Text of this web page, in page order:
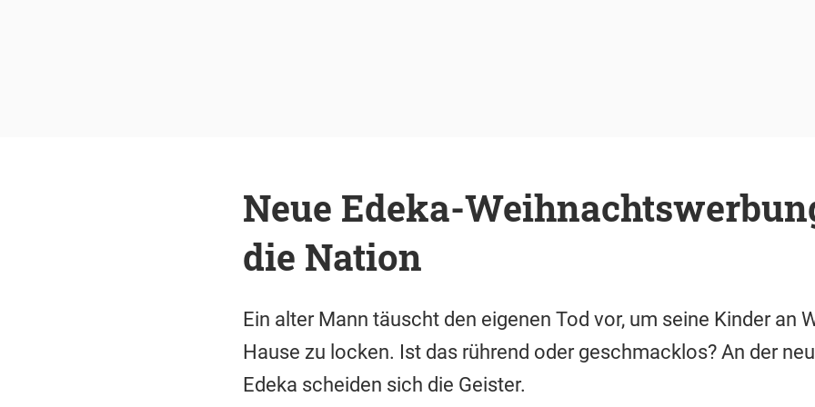
Neue Edeka-
die Nation
Ein alter Mann täuscht den eigenen Tod vor, um seine Kinder an
Hause zu locken. Ist das rührend oder geschmacklos? An der
Edeka scheiden sich die Geister.